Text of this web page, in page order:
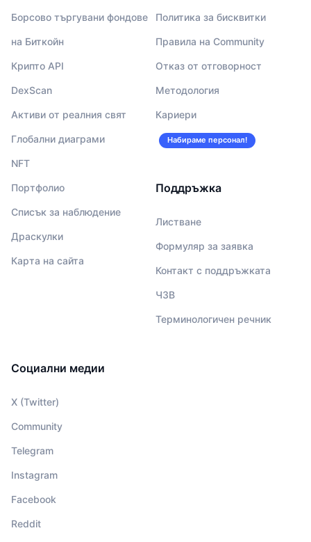
Борсово търгувани фондове
на Биткойн
Крипто API
DexScan
Активи от реалния свят
Глобални диаграми
NFT
Портфолио
Списък за наблюдение
Драскулки
Карта на сайта
Политика за бисквитки
Правила на Community
Отказ от отговорност
Методология
Кариери
Набираме персонал!
Поддръжка
Листване
Формуляр за заявка
Контакт с поддръжката
ЧЗВ
Терминологичен речник
Социални медии
X (Twitter)
Community
Telegram
Instagram
Facebook
Reddit